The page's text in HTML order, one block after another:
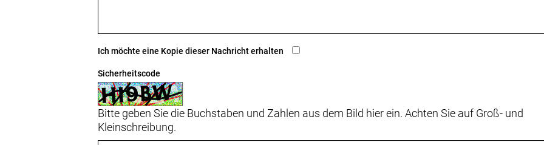
Ich möchte eine Kopie dieser Nachricht erhalten
Sicherheitscode
Bitte geben Sie die Buchstaben und Zahlen aus dem Bild hier ein. Achten Sie auf Groß- und
Kleinschreibung.